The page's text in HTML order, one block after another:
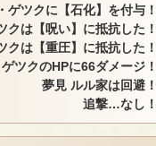
ゲツクに【石化】を付与！
クは【呪い】に抵抗した！
クは【重圧】に抵抗した！
ツクのHPに66ダメージ！
夢見 ルル家は回避！
追撃…なし！